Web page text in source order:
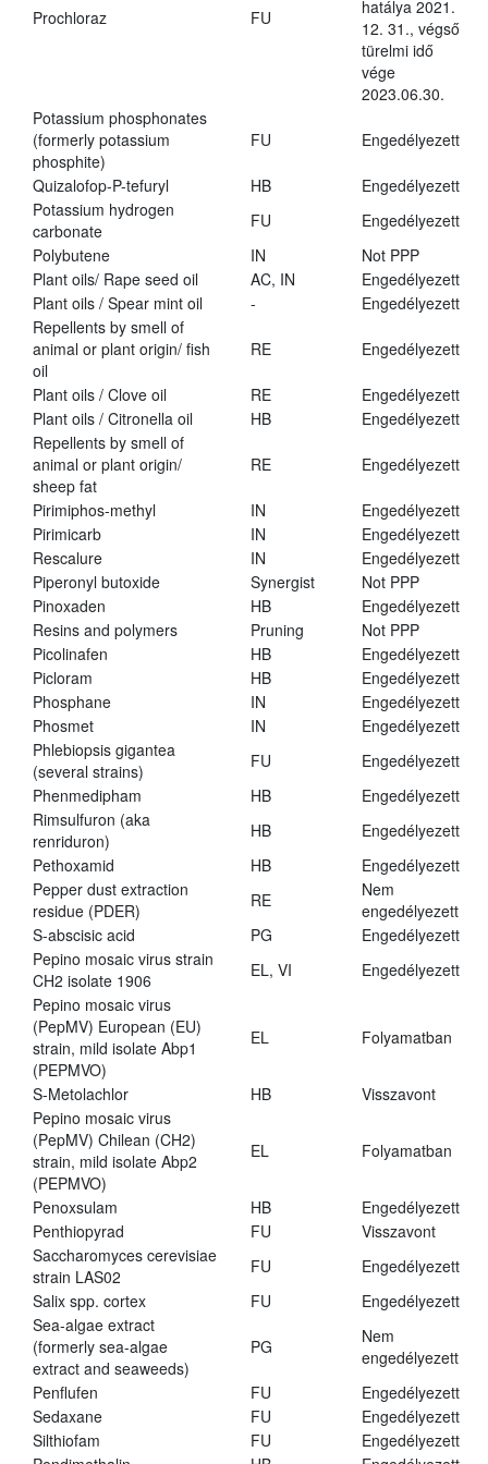
Prochloraz FU
hatálya 2021.
12. 31., végső
türelmi idő
vége
2023.06.30.
Potassium phosphonates
(formerly potassium
phosphite)
FU Engedélyezett
Quizalofop-P-tefuryl HB
Engedélyezett
Potassium hydrogen
carbonate
FU
Engedélyezett
Polybutene
IN
Not PPP
Plant oils/ Rape seed oil
AC, IN
Engedélyezett
Plant oils / Spear mint oil
-
Engedélyezett
Repellents by smell of
animal or plant origin/ fish
oil
RE Engedélyezett
Plant oils / Clove oil RE
Engedélyezett
Plant oils / Citronella oil
HB
Engedélyezett
Repellents by smell of
animal or plant origin/
sheep fat
RE Engedélyezett
Pirimiphos-methyl IN
Engedélyezett
Pirimicarb
IN
Engedélyezett
Rescalure
IN
Engedélyezett
Piperonyl butoxide
Synergist
Not PPP
Pinoxaden
HB
Engedélyezett
Resins and polymers
Pruning
Not PPP
Picolinafen
HB
Engedélyezett
Picloram
HB
Engedélyezett
Phosphane
IN
Engedélyezett
Phosmet
IN
Engedélyezett
Phlebiopsis gigantea
(several strains)
FU
Engedélyezett
Phenmedipham
HB
Engedélyezett
Rimsulfuron (aka
renriduron)
HB
Engedélyezett
Pethoxamid
HB
Engedélyezett
Pepper dust extraction
residue (PDER)
RE
Nem
engedélyezett
S-abscisic acid
PG
Engedélyezett
Pepino mosaic virus strain
CH2 isolate 1906
EL, VI
Engedélyezett
Pepino mosaic virus
(PepMV) European (EU)
strain, mild isolate Abp1
(PEPMVO)
EL Folyamatban
S-Metolachlor HB
Visszavont
Pepino mosaic virus
(PepMV) Chilean (CH2)
strain, mild isolate Abp2
(PEPMVO)
EL Folyamatban
Penoxsulam HB
Engedélyezett
Penthiopyrad
FU
Visszavont
Saccharomyces cerevisiae
strain LAS02
FU
Engedélyezett
Salix spp. cortex
FU
Engedélyezett
Sea-algae extract
(formerly sea-algae
extract and seaweeds)
PG
Nem
engedélyezett
Penflufen
FU
Engedélyezett
Sedaxane
FU
Engedélyezett
Silthiofam
FU
Engedélyezett